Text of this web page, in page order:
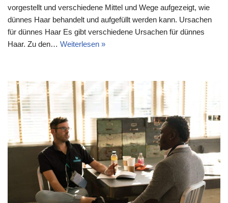
vorgestellt und verschiedene Mittel und Wege aufgezeigt, wie
dünnes Haar behandelt und aufgefüllt werden kann. Ursachen
für dünnes Haar Es gibt verschiedene Ursachen für dünnes
Haar. Zu den… Weiterlesen »